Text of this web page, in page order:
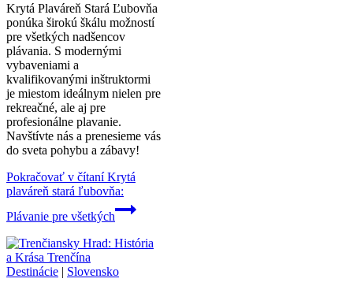
Krytá Plaváreň Stará Ľubovňa
ponúka širokú škálu možností
pre všetkých nadšencov
plávania. S modernými
vybaveniami a
kvalifikovanými inštruktormi
je miestom ideálnym nielen pre
rekreačné, ale aj pre
profesionálne plavanie.
Navštívte nás a prenesieme vás
do sveta pohybu a zábavy!
Pokračovať v čítaníKrytá
plaváreň stará ľubovňa:
Plávanie pre všetkých
Destinácie | Slovensko